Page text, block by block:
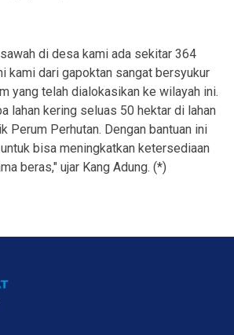
di desa kami ada sekitar 364
kami dari gapoktan sangat bersyukur
yang telah dialokasikan ke wilayah ini.
lahan kering seluas 50 hektar di lahan
Perum Perhutan. Dengan bantuan ini
bisa meningkatkan ketersediaan
beras," ujar Kang Adung. (*)